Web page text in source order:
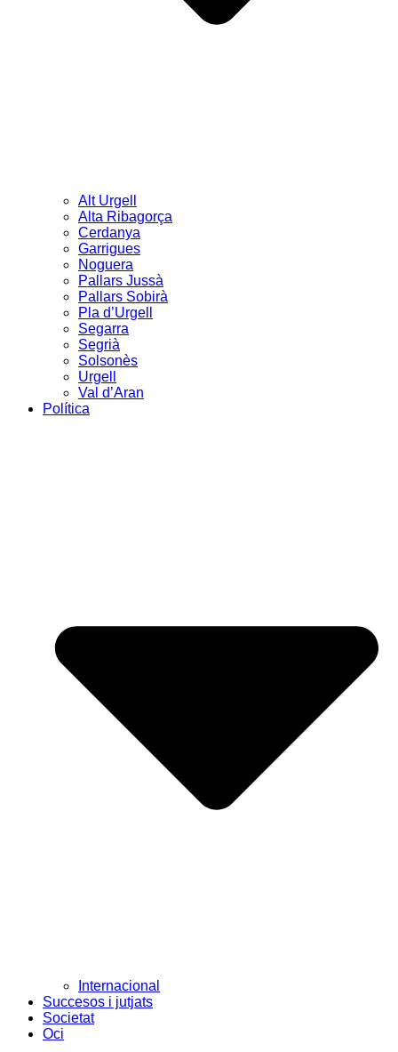
Alt Urgell
Alta Ribagorça
Cerdanya
Garrigues
Noguera
Pallars Jussà
Pallars Sobirà
Pla d’Urgell
Segarra
Segrià
Solsonès
Urgell
Val d’Aran
Política
Internacional
Succesos i jutjats
Societat
Oci